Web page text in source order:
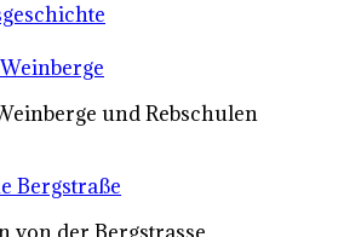
und Rebschulen
Bergstraße